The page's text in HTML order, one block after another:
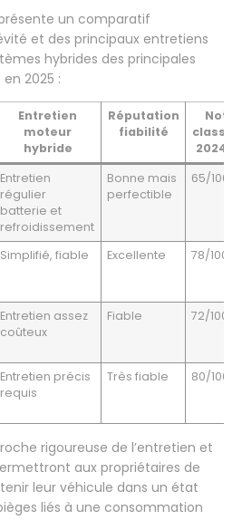
un comparatif
et des principaux entretiens
hybrides des principales
2025 :
Entretien
moteur
hybride
Réputation
fiabilité
Note
2024-
Entretien
régulier
batterie et
refroidissement
Bonne mais
perfectible
65/100
Simplifié, fiable Excellente 78/100
Entretien assez
coûteux
Fiable 72/100
Entretien précis
requis
Très fiable 80/100
rigoureuse de l’entretien et
aux propriétaires de
leur véhicule dans un état
liés à une consommation